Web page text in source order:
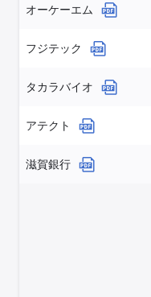
オーケーエム
フジテック
タカラバイオ
アテクト
滋賀銀行